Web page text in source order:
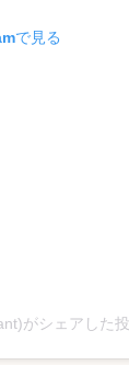
で見る
がシェアした